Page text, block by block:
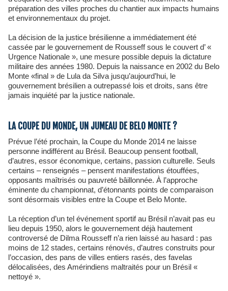
préparation des villes proches du chantier aux impacts humains
et environnementaux du projet.
La décision de la justice brésilienne a immédiatement été
cassée par le gouvernement de Rousseff sous le couvert d’ «
Urgence Nationale », une mesure possible depuis la dictature
militaire des années 1980. Depuis la naissance en 2002 du Belo
Monte «final » de Lula da Silva jusqu’aujourd’hui, le
gouvernement brésilien a outrepassé lois et droits, sans être
jamais inquiété par la justice nationale.
LA COUPE DU MONDE, UN JUMEAU DE BELO MONTE ?
Prévue l’été prochain, la Coupe du Monde 2014 ne laisse
personne indifférent au Brésil. Beaucoup pensent football,
d’autres, essor économique, certains, passion culturelle. Seuls
certains – renseignés – pensent manifestations étouffées,
opposants maîtrisés ou pauvreté bâillonnée. À l’approche
éminente du championnat, d’étonnants points de comparaison
sont désormais visibles entre la Coupe et Belo Monte.
La réception d’un tel événement sportif au Brésil n’avait pas eu
lieu depuis 1950, alors le gouvernement déjà hautement
controversé de Dilma Rousseff n’a rien laissé au hasard : pas
moins de 12 stades, certains rénovés, d’autres construits pour
l’occasion, des pans de villes entiers rasés, des favelas
délocalisées, des Amérindiens maltraités pour un Brésil «
nettoyé ».